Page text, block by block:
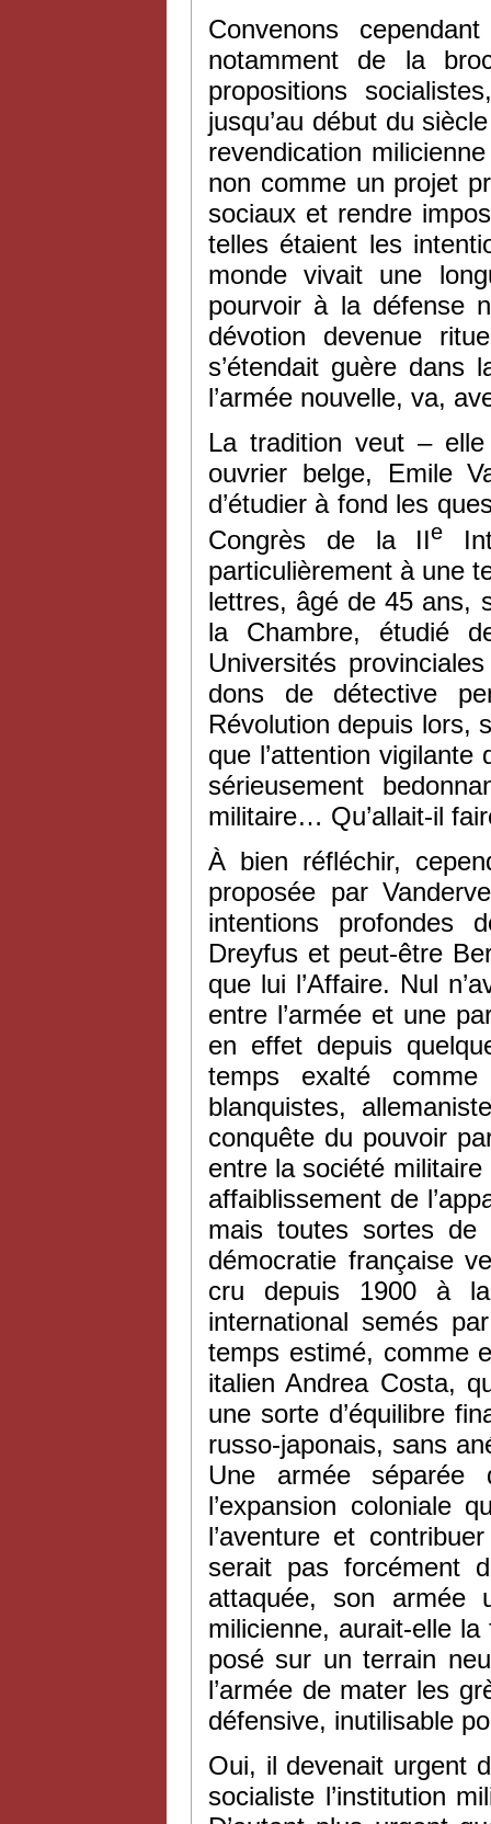
Convenons
notamment de la
propositions
jusqu’au début du
revendication
non comme un projet
sociaux et rendre
telles étaient les
monde vivait une
pourvoir à la défense
dévotion devenue
s’étendait guère dans
l’armée nouvelle, va,
La tradition veut –
ouvrier belge, Emile
d’étudier à fond les
Congrès de la IIe
particulièrement à une
lettres, âgé de 45 ans,
la Chambre, étudié
Universités
dons de détective
Révolution depuis lors,
que l’attention vigilante
sérieusement
militaire… Qu’allait-il
À bien réfléchir,
proposée par
intentions profondes
Dreyfus et peut-être
que lui l’Affaire. Nul
entre l’armée et une
en effet depuis
temps exalté
blanquistes,
conquête du pouvoir
entre la société
affaiblissement de
mais toutes sortes de
démocratie française
cru depuis 1900 à la
international semés
temps estimé, comme
italien Andrea Costa,
une sorte d’équilibre
russo-japonais, sans
Une armée séparée
l’expansion coloniale
l’aventure et
serait pas forcément
attaquée, son armée
milicienne, aurait-elle
posé sur un terrain
l’armée de mater les
défensive, inutilisable
Oui, il devenait urgent
socialiste l’institution